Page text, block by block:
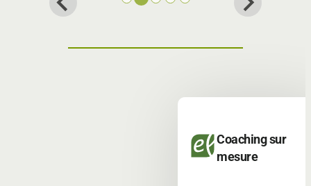
Coaching sur
mesure